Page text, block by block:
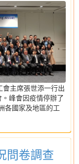
主席張世添一行出
峰會因疫情停辦了
各國家及地區的工
問卷調查